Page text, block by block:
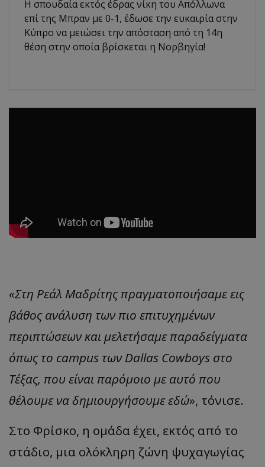
Η σπουδαία εκτός έδρας νίκη του Απόλλωνα
επί της Μπραν με 0-1, έδωσε την ευκαιρία στην
Κύπρο να μειώσει την απόσταση από τη 14η
θέση στην οποία βρίσκεται η Νορβηγία!
«Στη Ρεάλ Μαδρίτης πραγματοποιήσαμε εις
βάθος ανάλυση των πιο επιτυχημένων
περιπτώσεων και μελετήσαμε παραδείγματα
όπως το campus των Dallas Cowboys στο
Τέξας, που είναι παρόμοιο με αυτό που
θέλουμε να δημιουργήσουμε εδώ», τόνισε.
Στο Φρίσκο, η ομάδα έχει, εκτός από το
στάδιο, μια ολόκληρη ζώνη ψυχαγωγίας